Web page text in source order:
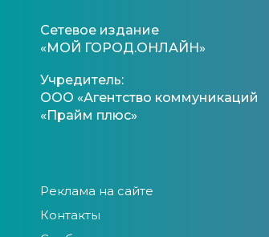
Сетевое издание
«МОЙ ГОРОД.ОНЛАЙН»
Учредитель:
ООО «Агентство коммуникаций
«Прайм плюс»
Реклама на сайте
Контакты